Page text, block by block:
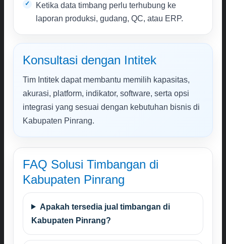
Ketika data timbang perlu terhubung ke
laporan produksi, gudang, QC, atau ERP.
Konsultasi dengan Intitek
Tim Intitek dapat membantu memilih kapasitas,
akurasi, platform, indikator, software, serta opsi
integrasi yang sesuai dengan kebutuhan bisnis di
Kabupaten Pinrang.
FAQ Solusi Timbangan di
Kabupaten Pinrang
Apakah tersedia jual timbangan di
Kabupaten Pinrang?